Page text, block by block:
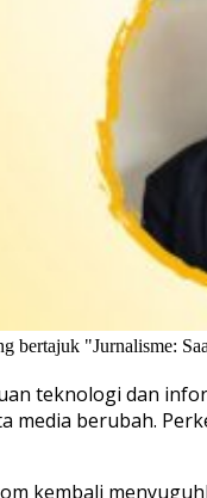
bertajuk "Jurnalisme:
teknologi dan
media berubah.
kembali